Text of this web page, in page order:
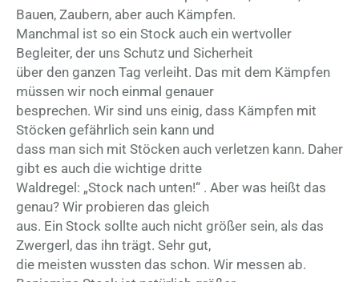
Bauen, Zaubern, aber auch Kämpfen.
Manchmal ist so ein Stock auch ein wertvoller
Begleiter, der uns Schutz und Sicherheit
über den ganzen Tag verleiht. Das mit dem Kämpfen
müssen wir noch einmal genauer
besprechen. Wir sind uns einig, dass Kämpfen mit
Stöcken gefährlich sein kann und
dass man sich mit Stöcken auch verletzen kann. Daher
gibt es auch die wichtige dritte
Waldregel: „Stock nach unten!“ . Aber was heißt das
genau? Wir probieren das gleich
aus. Ein Stock sollte auch nicht größer sein, als das
Zwergerl, das ihn trägt. Sehr gut,
die meisten wussten das schon. Wir messen ab.